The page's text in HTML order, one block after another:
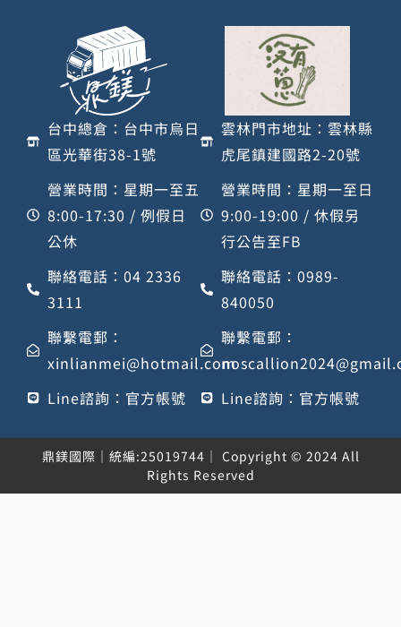
台中總倉：台中市烏日
區光華街38-1號
營業時間：星期一至五
8:00-17:30 / 例假日
公休
聯絡電話：04 2336
3111
聯繫電郵：
xinlianmei@hotmail.com
Line諮詢：官方帳號
雲林門市地址：雲林縣
虎尾鎮建國路2-20號
營業時間：星期一至日
9:00-19:00 / 休假另
行公告至FB
聯絡電話：0989-
840050
聯繫電郵：
Line諮詢：官方帳號
鼎鎂國際｜統編:25019744｜ Copyright © 2024 All
Rights Reserved